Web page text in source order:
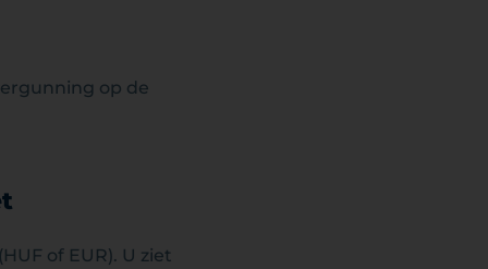
op de
of EUR). U ziet